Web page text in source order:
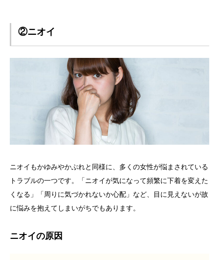
②ニオイ
ニオイもかゆみやかぶれと同様に、多くの女性が悩まされている
トラブルの一つです。「ニオイが気になって頻繁に下着を変えた
くなる」「周りに気づかれないか心配」など、目に見えないが故
に悩みを抱えてしまいがちでもあります。
ニオイの原因